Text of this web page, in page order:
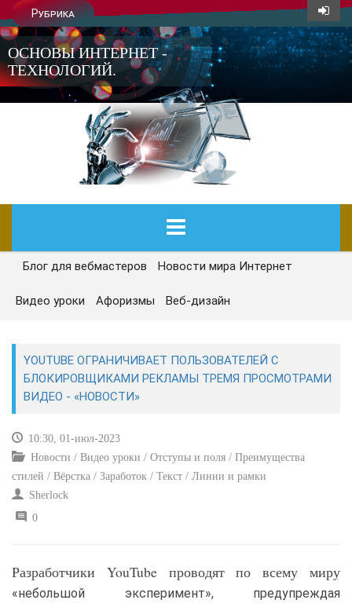
Рубрика
ОСНОВЫ ИНТЕРНЕТ -
ТЕХНОЛОГИЙ.
ГЛАВНАЯ
СЕГОДНЯ
САЙТОСТРОЕНИЕ
ИНТЕРНЕТ И СВЯЗЬ
Блог для вебмастеров Новости мира Интернет
Видео уроки Афоризмы Веб-дизайн
YOUTUBE ОГРАНИЧИВАЕТ ПОЛЬЗОВАТЕЛЕЙ С
БЛОКИРОВЩИКАМИ РЕКЛАМЫ ТРЕМЯ ПРОСМОТРАМИ
ВИДЕО - «НОВОСТИ»
10:30, 01-июл-2023
Новости / Видео уроки / Отступы и поля / Преимущества
стилей / Вёрстка / Заработок / Текст / Линии и рамки
Sherlock
0
Разработчики YouTube проводят по всему миру
«небольшой эксперимент», предупреждая